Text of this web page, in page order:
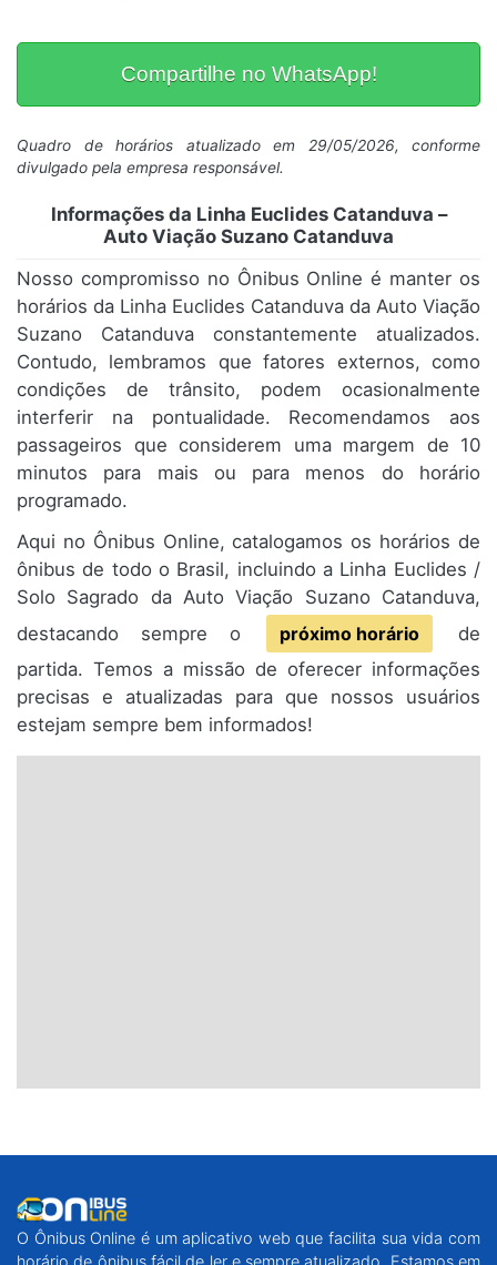
Compartilhe no WhatsApp!
Quadro de horários atualizado em 29/05/2026, conforme
divulgado pela empresa responsável.
Informações da Linha Euclides Catanduva –
Auto Viação Suzano Catanduva
Nosso compromisso no Ônibus Online é manter os
horários da Linha Euclides Catanduva da Auto Viação
Suzano Catanduva constantemente atualizados.
Contudo, lembramos que fatores externos, como
condições de trânsito, podem ocasionalmente
interferir na pontualidade. Recomendamos aos
passageiros que considerem uma margem de 10
minutos para mais ou para menos do horário
programado.
Aqui no Ônibus Online, catalogamos os horários de
ônibus de todo o Brasil, incluindo a Linha Euclides /
Solo Sagrado da Auto Viação Suzano Catanduva,
destacando sempre o
próximo horário
de
partida. Temos a missão de oferecer informações
precisas e atualizadas para que nossos usuários
estejam sempre bem informados!
O Ônibus Online é um aplicativo web que facilita sua vida com